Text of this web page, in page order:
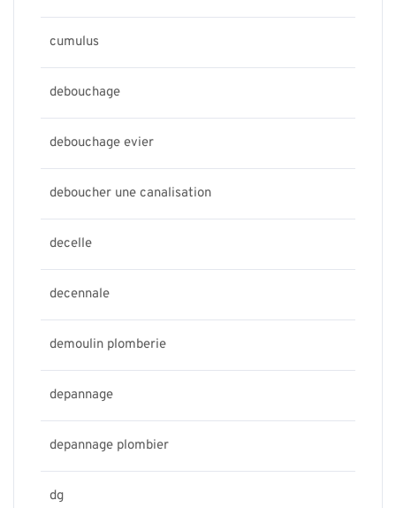
cumulus
debouchage
debouchage evier
deboucher une canalisation
decelle
decennale
demoulin plomberie
depannage
depannage plombier
dg